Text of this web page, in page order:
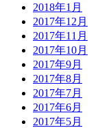
2018年1月
2017年12月
2017年11月
2017年10月
2017年9月
2017年8月
2017年7月
2017年6月
2017年5月